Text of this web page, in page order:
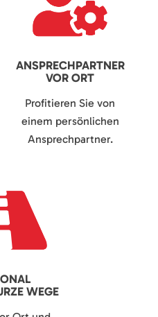
ANSPRECHPARTNER
VOR ORT
Profitieren Sie von
einem persönlichen
Ansprechpartner.
WEGE